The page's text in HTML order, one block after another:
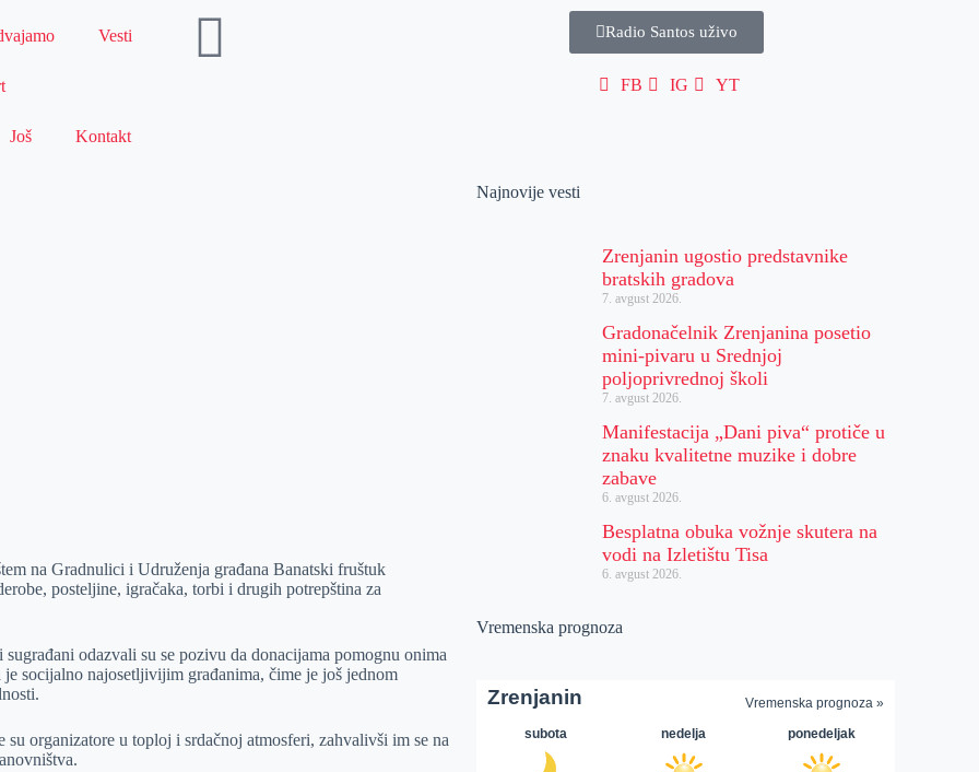
Vesti
Još Kontakt
Radio Santos uživo
FB IG YT
na Gradnulici i Udruženja građana Banatski fruštuk
posteljine, igračaka, torbi i drugih potrepština za
odazvali su se pozivu da donacijama pomognu onima
socijalno najosetljivijim građanima, čime je još jednom
organizatore u toploj i srdačnoj atmosferi, zahvalivši im se na
Najnovije vesti
Zrenjanin ugostio predstavnike
bratskih gradova
7. avgust 2026.
Gradonačelnik Zrenjanina posetio
mini-pivaru u Srednjoj
poljoprivrednoj školi
7. avgust 2026.
Manifestacija „Dani piva“ protiče u
znaku kvalitetne muzike i dobre
zabave
6. avgust 2026.
Besplatna obuka vožnje skutera na
vodi na Izletištu Tisa
6. avgust 2026.
Vremenska prognoza